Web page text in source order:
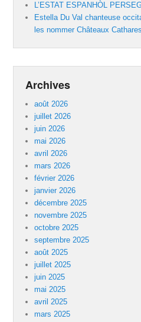
L’ESTAT ESPANHÒL
Estella Du Val chanteuse
les nommer Châteaux
Archives
août 2026
juillet 2026
juin 2026
mai 2026
avril 2026
mars 2026
février 2026
janvier 2026
décembre 2025
novembre 2025
octobre 2025
septembre 2025
août 2025
juillet 2025
juin 2025
mai 2025
avril 2025
mars 2025